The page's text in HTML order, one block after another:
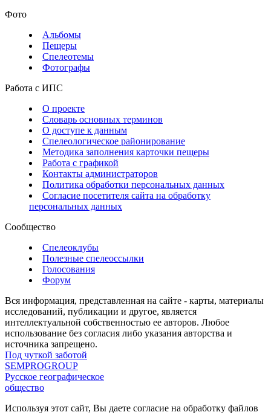
Фото
Альбомы
Пещеры
Спелеотемы
Фотографы
Работа с ИПС
О проекте
Словарь основных терминов
О доступе к данным
Спелеологическое районирование
Методика заполнения карточки пещеры
Работа с графикой
Контакты администраторов
Политика обработки персональных данных
Согласие посетителя сайта на обработку
персональных данных
Сообщество
Спелеоклубы
Полезные спелеоссылки
Голосования
Форум
Вся информация, представленная на сайте - карты, материалы
исследований, публикации и другое, является
интеллектуальной собственностью ее авторов. Любое
использование без согласия либо указания авторства и
источника запрещено.
Под чуткой заботой
SEMPROGROUP
Русское географическое
общество
Используя этот сайт, Вы даете согласие на обработку файлов